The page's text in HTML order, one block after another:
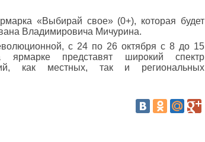
«Выбирай свое» (0+), которая будет
Владимировича Мичурина.
с 24 по 26 октября с 8 до 15
представят широкий спектр
как местных, так и региональных